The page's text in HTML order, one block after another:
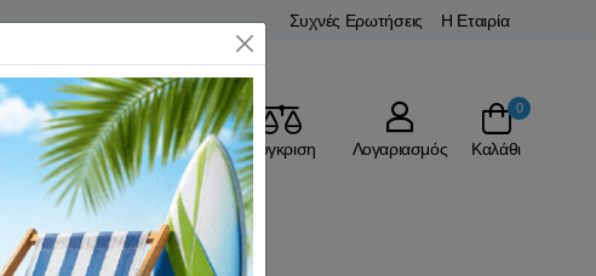
Συχνές Ερωτήσεις Η Εταιρία
Αγαπημένα Σύγκριση Λογαριασμός
0
Καλάθι
Close